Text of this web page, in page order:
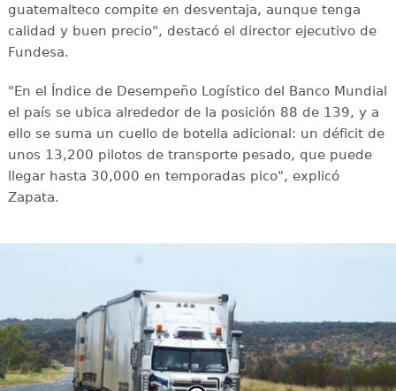
guatemalteco compite en desventaja, aunque tenga
calidad y buen precio", destacó el director ejecutivo de
Fundesa.
"En el Índice de Desempeño Logístico del Banco Mundial
el país se ubica alrededor de la posición 88 de 139, y a
ello se suma un cuello de botella adicional: un déficit de
unos 13,200 pilotos de transporte pesado, que puede
llegar hasta 30,000 en temporadas pico", explicó
Zapata.